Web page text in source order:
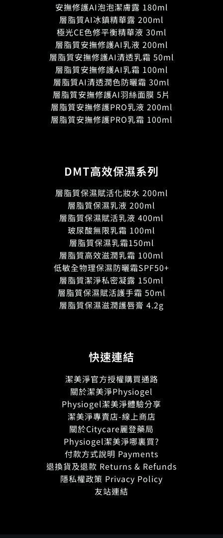
安撫修護AI泡泡潔膚露 180ml
層脂質AI冰鎮精華露 200ml
極光CE色修平衡精華液 30ml
層脂質安撫修護AI乳液 200ml
層脂質安撫修護AI清透乳霜 50ml
層脂質安撫修護AI乳霜 100ml
層脂質AI清透潤色防曬霜 30ml
層脂質安撫修護AI羽絲面膜 5片
層脂質安撫修護PRO乳液 200ml
層脂質安撫修護PRO乳霜 100ml
DMT高效保濕系列
層脂質保濕賦活化妝水 200ml
層脂質保濕乳液 200ml
層脂質保濕賦活乳液 400ml
玻尿酸無限乳霜 100ml
層脂質保濕乳霜150ml
層脂質高效滋潤乳霜 100ml
低敏全物理保濕防曬霜SPF50+
層脂質潔淨私密凝露 150ml
層脂質保濕賦活護手霜 50ml
層脂質保濕滋潤護唇膏 4.2g
快速連結
潔美淨官方授權購買通路
關於潔美淨Physiogel
Physiogel潔美淨體驗分享
潔美淨專賣店-線上商店
關於Citycare麗登藥局
Physiogel潔美淨哪裏買?
付款方式說明 Payments
退換貨及退款 Returns & Refunds
隱私權政策 Privacy Policy
友站連結